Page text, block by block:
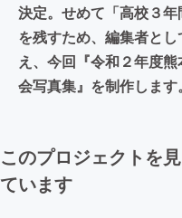
決定。せめて「高校３
を残すため、編集者と
え、今回『令和２年度
会写真集』を制作します。
このプロジェクトを
ています